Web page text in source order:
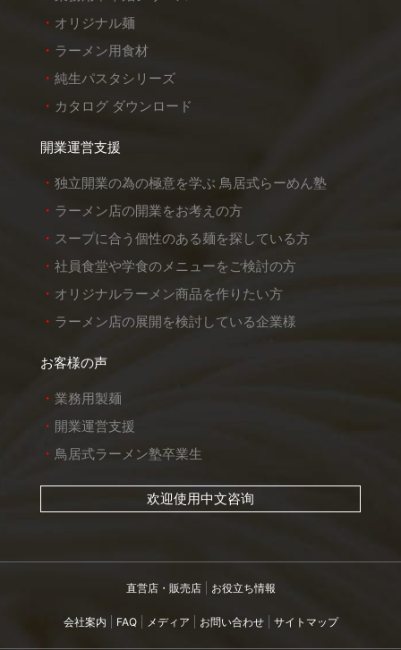
オリジナル麺
ラーメン用食材
純生パスタシリーズ
カタログ ダウンロード
開業運営支援
独立開業の為の極意を学ぶ 鳥居式らーめん塾
ラーメン店の開業をお考えの方
スープに合う個性のある麺を探している方
社員食堂や学食のメニューをご検討の方
オリジナルラーメン商品を作りたい方
ラーメン店の展開を検討している企業様
お客様の声
業務用製麺
開業運営支援
鳥居式ラーメン塾卒業生
欢迎使用中文咨询
直営店・販売店 お役立ち情報
会社案内 FAQ メディア お問い合わせ サイトマップ